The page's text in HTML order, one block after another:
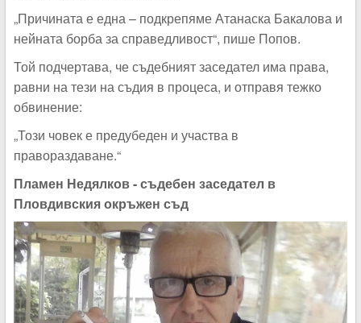
„Причината е една – подкрепяме Атанаска Бакалова и
нейната борба за справедливост“, пише Попов.
Той подчертава, че съдебният заседател има права,
равни на тези на съдия в процеса, и отправя тежко
обвинение:
„Този човек е предубеден и участва в
правораздаване.“
Пламен Недялков - съдебен заседател в
Пловдивския окръжен съд